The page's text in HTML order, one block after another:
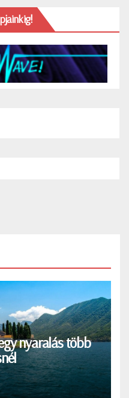
nyaralás több